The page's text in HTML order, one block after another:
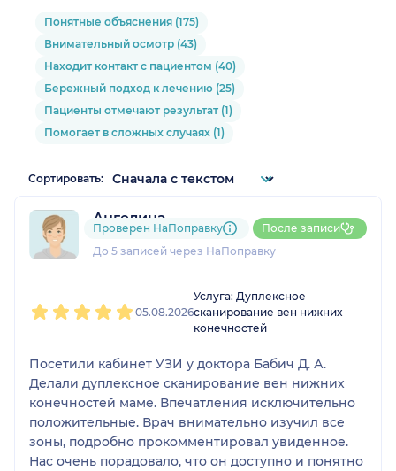
Понятные объяснения (175)
Внимательный осмотр (43)
Находит контакт с пациентом (40)
Бережный подход к лечению (25)
Пациенты отмечают результат (1)
Помогает в сложных случаях (1)
Сортировать:
Ангелина
3 отзыва
До 5 записей через НаПоправку
Проверен НаПоправку После записи
05.08.2026
Услуга: Дуплексное
сканирование вен нижних
конечностей
Посетили кабинет УЗИ у доктора Бабич Д. А.
Делали дуплексное сканирование вен нижних
конечностей маме. Впечатления исключительно
положительные. Врач внимательно изучил все
зоны, подробно прокомментировал увиденное.
Нас очень порадовало, что он доступно и понятно